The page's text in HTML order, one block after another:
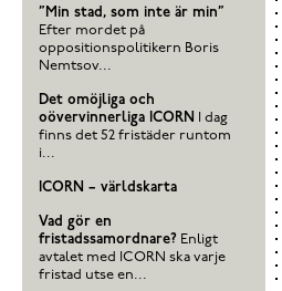
”Min stad, som inte är min”
Efter mordet på
oppositionspolitikern Boris
Nemtsov...
Det omöjliga och
oövervinnerliga ICORN
I dag
finns det 52 fristäder runtom
i...
ICORN – världskarta
Vad gör en
fristadssamordnare? Enligt
avtalet med ICORN ska varje
fristad utse en...